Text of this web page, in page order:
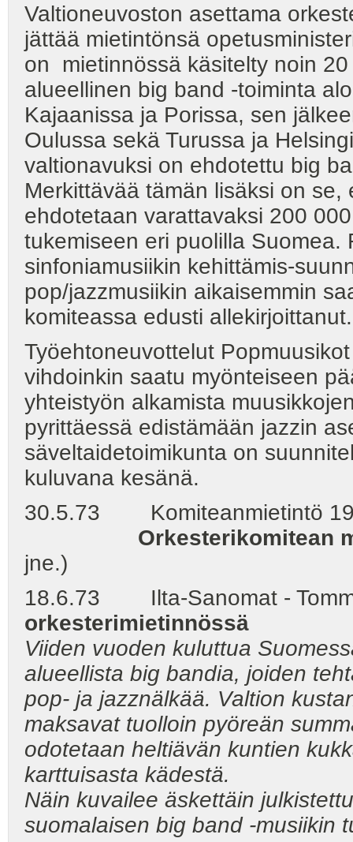
Valtioneuvoston asettama
jättää mietintönsä
on mietinnössä käsitelty noin
alueellinen big band -toiminta
Kajaanissa ja Porissa, sen
Oulussa sekä Turussa ja
valtionavuksi on ehdotettu big
Merkittävää tämän lisäksi on
ehdotetaan varattavaksi 200
tukemiseen eri puolilla
sinfoniamusiikin kehittämis-
pop/jazzmusiikin aikaisemmin
komiteassa edusti allekirjoittanut.
Työehtoneuvottelut
vihdoinkin saatu myönteiseen
yhteistyön alkamista
pyrittäessä edistämään jazzin
säveltaidetoimikunta on
kuluvana kesänä.
30.5.73 Komiteanmietintö
Orkesterikomitean
jne.)
18.6.73 Ilta-Sanomat -
orkesterimietinnössä
Viiden vuoden kuluttua
alueellista big bandia, joiden
pop- ja jazznälkää. Valtion
maksavat tuolloin pyöreän
odotetaan heltiävän kuntien
karttuisasta kädestä.
Näin kuvailee äskettäin
suomalaisen big band -musiikin